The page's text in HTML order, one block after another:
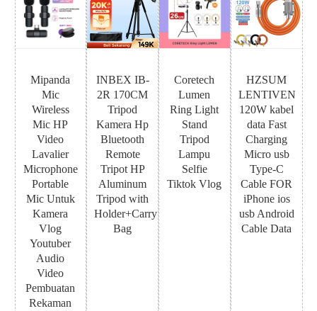
Mipanda
Mic
Wireless
Mic HP
Video
Lavalier
Microphone
Portable
Mic Untuk
Kamera
Vlog
Youtuber
Audio
Video
Pembuatan
Rekaman
INBEX IB-
2R 170CM
Tripod
Kamera Hp
Bluetooth
Remote
Tripot HP
Aluminum
Tripod with
Holder+Carry
Bag
Coretech
Lumen
Ring Light
Stand
Tripod
Lampu
Selfie
Tiktok Vlog
HZSUM
LENTIVEN
120W kabel
data Fast
Charging
Micro usb
Type-C
Cable FOR
iPhone ios
usb Android
Cable Data